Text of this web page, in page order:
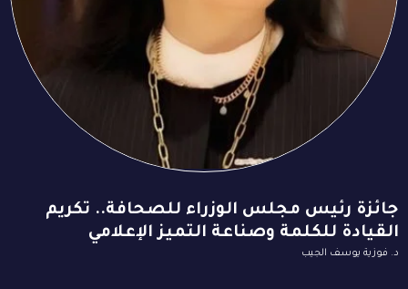
جائزة رئيس مجلس الوزراء للصحافة.. تكريم
القيادة للكلمة وصناعة التميز الإعلامي
د. فوزية يوسف الجيب